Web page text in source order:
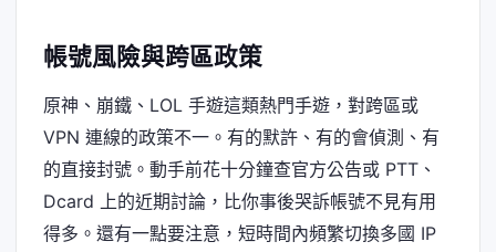
帳號風險與跨區政策
原神、崩鐵、LOL 手遊這類熱門手遊，對跨區或
VPN 連線的政策不一。有的默許、有的會偵測、有
的直接封號。動手前花十分鐘查官方公告或 PTT、
Dcard 上的近期討論，比你事後哭訴帳號不見有用
得多。還有一點要注意，短時間內頻繁切換多國 IP